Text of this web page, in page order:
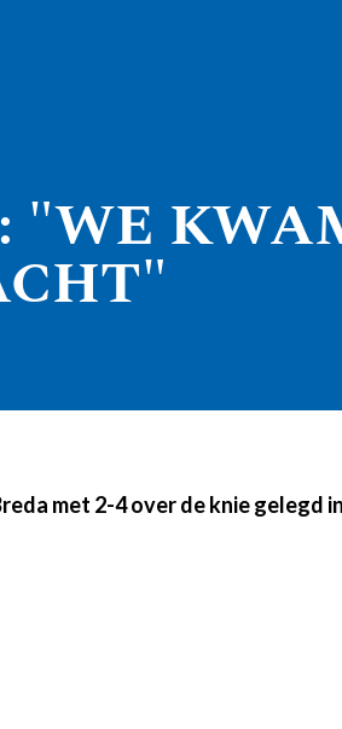
"WE
met 2-4 over de knie gelegd